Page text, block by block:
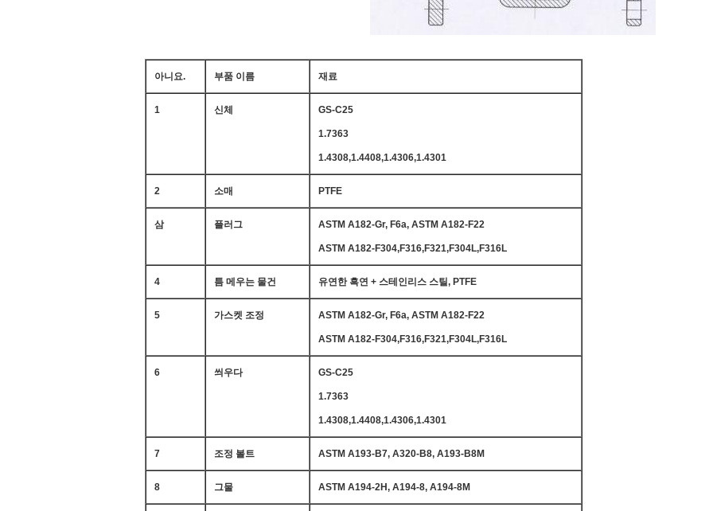
아니요. 부품 이름 재료
1 신체 GS-C25
1.7363
1.4308,1.4408,1.4306,1.4301
2 소매 PTFE
삼 플러그 ASTM A182-Gr, F6a, ASTM A182-F22
ASTM A182-F304,F316,F321,F304L,F316L
4 틈 메우는 물건 유연한 흑연 + 스테인리스 스틸, PTFE
5 가스켓 조정 ASTM A182-Gr, F6a, ASTM A182-F22
ASTM A182-F304,F316,F321,F304L,F316L
6 씌우다 GS-C25
1.7363
1.4308,1.4408,1.4306,1.4301
7 조정 볼트 ASTM A193-B7, A320-B8, A193-B8M
8 그물 ASTM A194-2H, A194-8, A194-8M